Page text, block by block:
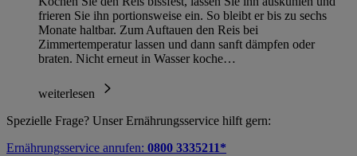
frieren Sie ihn portionsweise ein. So bleibt er bis zu sechs
Monate haltbar. Zum Auftauen den Reis bei
Zimmertemperatur lassen und dann sanft dämpfen oder
braten. Nicht erneut in Wasser koche…
weiterlesen
Spezielle Frage? Unser Ernährungsservice hilft gern:
Ernährungsservice anrufen: 0800 3335211*